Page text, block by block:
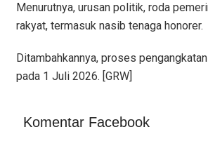
Menurutnya, urusan politik, roda
rakyat, termasuk nasib tenaga honorer.
Ditambahkannya, proses
pada 1 Juli 2026. [GRW]
Komentar Facebook